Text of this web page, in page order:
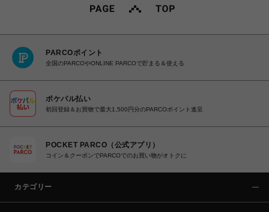
PARCOポイント
全国のPARCOやONLINE PARCOで貯まる＆使える
ポケパル払い
初回登録＆お買物で最大1,500円分のPARCOポイント進呈
POCKET PARCO（公式アプリ）
コイン＆クーポンでPARCOでのお買い物がオトクに
カテゴリー